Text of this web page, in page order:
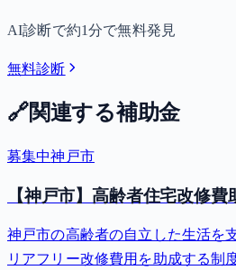
AI診断で約1分で無料発見
無料診断
🔗関連する補助金
募集中神戸市
【神戸市】高齢者住宅改修費
神戸市の高齢者の自立した生活を
リアフリー改修費用を助成する制度